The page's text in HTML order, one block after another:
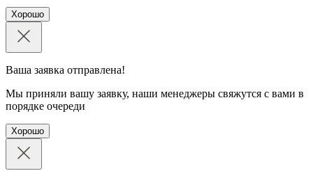
Хорошо
Ваша заявка отправлена!
Мы приняли вашу заявку, наши менеджеры свяжутся с вами в
порядке очереди
Хорошо